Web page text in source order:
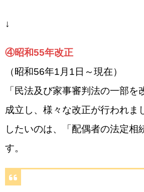
↓
④昭和55年改正
（昭和56年1月1日～現在）
「民法及び家事審判法の一部を
成立し、様々な改正が行われま
したいのは、「配偶者の法定相
す。